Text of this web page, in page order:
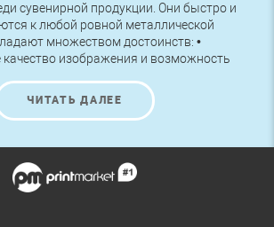
сувенирной продукции. Они быстро и
к любой ровной металлической
множеством достоинств: •
качество изображения и возможность
только можно представить. •
делает их привлекательными
ЧИТАТЬ ДАЛЕЕ